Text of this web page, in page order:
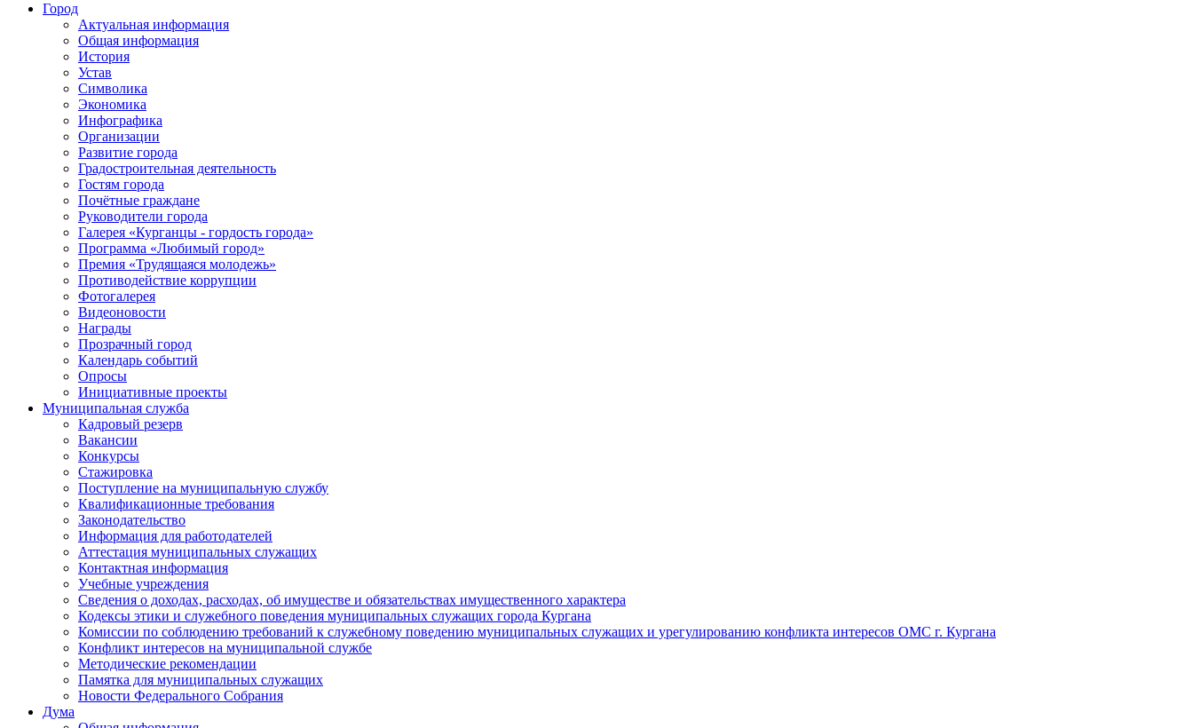
Город
Актуальная информация
Общая информация
История
Устав
Символика
Экономика
Инфографика
Организации
Развитие города
Градостроительная деятельность
Гостям города
Почётные граждане
Руководители города
Галерея «Курганцы - гордость города»
Программа «Любимый город»
Премия «Трудящаяся молодежь»
Противодействие коррупции
Фотогалерея
Видеоновости
Награды
Прозрачный город
Календарь событий
Опросы
Инициативные проекты
Муниципальная служба
Кадровый резерв
Вакансии
Конкурсы
Стажировка
Поступление на муниципальную службу
Квалификационные требования
Законодательство
Информация для работодателей
Аттестация муниципальных служащих
Контактная информация
Учебные учреждения
Сведения о доходах, расходах, об имуществе и обязательствах имущественного характера
Кодексы этики и служебного поведения муниципальных служащих города Кургана
Комиссии по соблюдению требований к служебному поведению муниципальных служащих и урегулированию конфликта интересов ОМС г. Кургана
Конфликт интересов на муниципальной службе
Методические рекомендации
Памятка для муниципальных служащих
Новости Федерального Cобрания
Дума